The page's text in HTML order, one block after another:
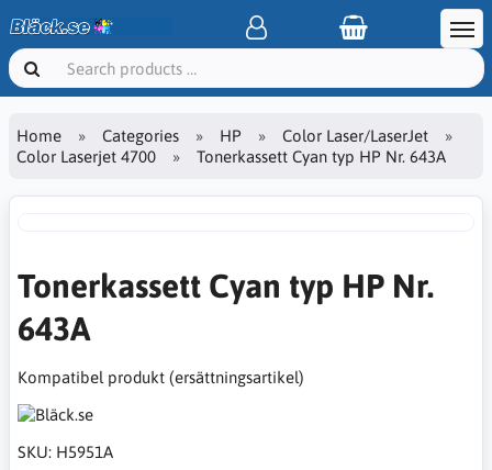
Home Categories HP
Color Laser/LaserJet
Color Laserjet 4700
Tonerkassett Cyan typ HP Nr. 643A
Tonerkassett Cyan typ HP Nr.
643A
Kompatibel produkt (ersättningsartikel)
SKU: H5951A